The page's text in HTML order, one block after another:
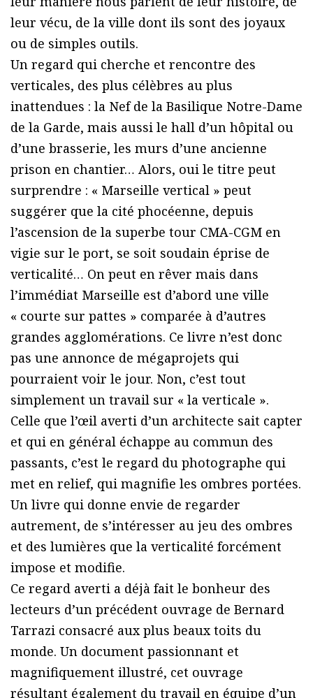
leur vécu, de la ville dont ils sont des joyaux
ou de simples outils.
Un regard qui cherche et rencontre des
verticales, des plus célèbres au plus
inattendues : la Nef de la Basilique Notre-Dame
de la Garde, mais aussi le hall d’un hôpital ou
d’une brasserie, les murs d’une ancienne
prison en chantier… Alors, oui le titre peut
surprendre : « Marseille vertical » peut
suggérer que la cité phocéenne, depuis
l’ascension de la superbe tour CMA-CGM en
vigie sur le port, se soit soudain éprise de
verticalité… On peut en rêver mais dans
l’immédiat Marseille est d’abord une ville
« courte sur pattes » comparée à d’autres
grandes agglomérations. Ce livre n’est donc
pas une annonce de mégaprojets qui
pourraient voir le jour. Non, c’est tout
simplement un travail sur « la verticale ».
Celle que l’œil averti d’un architecte sait capter
et qui en général échappe au commun des
passants, c’est le regard du photographe qui
met en relief, qui magnifie les ombres portées.
Un livre qui donne envie de regarder
autrement, de s’intéresser au jeu des ombres
et des lumières que la verticalité forcément
impose et modifie.
Ce regard averti a déjà fait le bonheur des
lecteurs d’un précédent ouvrage de Bernard
Tarrazi consacré aux plus beaux toits du
monde. Un document passionnant et
magnifiquement illustré, cet ouvrage
résultant également du travail en équipe d’un